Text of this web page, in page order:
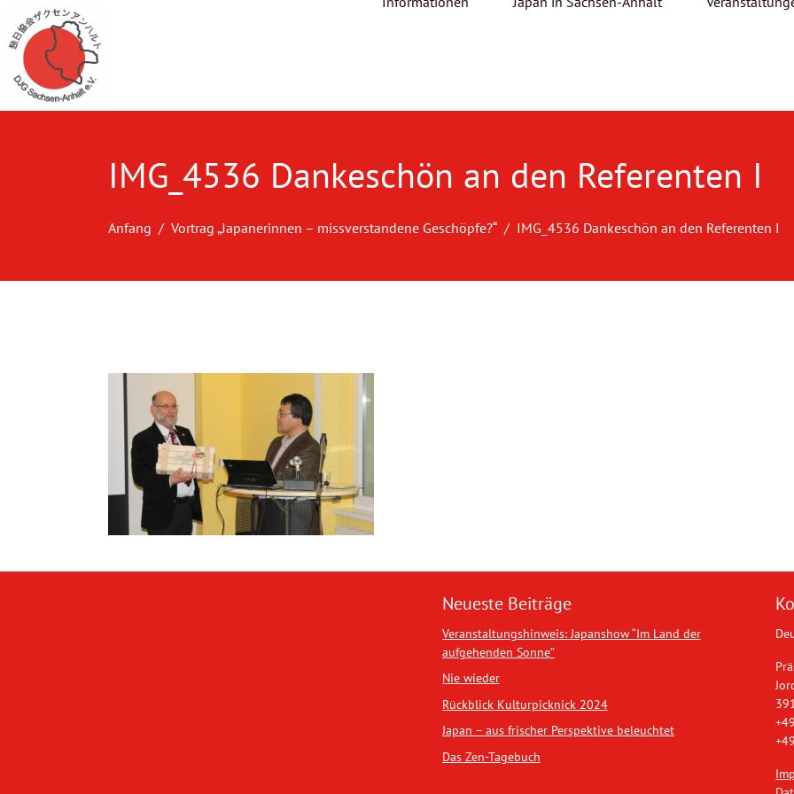
IMG_4536 Dankeschön an den Referenten I
Anfang Vortrag „Japanerinnen – missverstandene Geschöpfe?“ IMG_4536 Dankeschön an den Referenten I
Neueste Beiträge
Veranstaltungshinweis: Japanshow “Im Land der
aufgehenden Sonne”
Nie wieder
Rückblick Kulturpicknick 2024
Japan – aus frischer Perspektive beleuchtet
Das Zen-Tagebuch